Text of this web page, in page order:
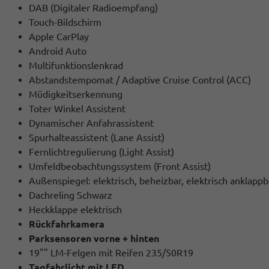
DAB (Digitaler Radioempfang)
Touch-Bildschirm
Apple CarPlay
Android Auto
Multifunktionslenkrad
Abstandstempomat / Adaptive Cruise Control (ACC)
Müdigkeitserkennung
Toter Winkel Assistent
Dynamischer Anfahrassistent
Spurhalteassistent (Lane Assist)
Fernlichtregulierung (Light Assist)
Umfeldbeobachtungssystem (Front Assist)
Außenspiegel: elektrisch, beheizbar, elektrisch
Dachreling Schwarz
Heckklappe elektrisch
Rückfahrkamera
Parksensoren vorne + hinten
19"" LM-Felgen mit Reifen 235/50R19